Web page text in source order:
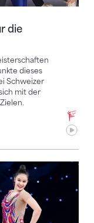
die
dieses
Schweizer
mit der
fest